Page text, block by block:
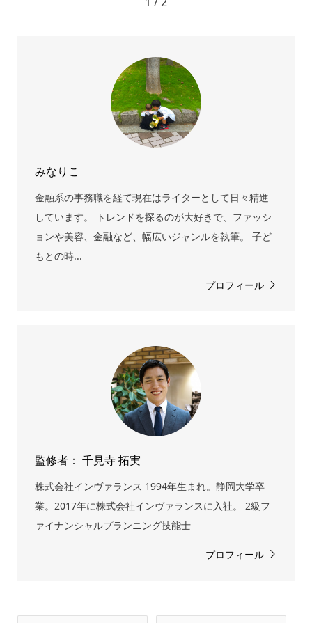
みなりこ
金融系の事務職を経て現在はライターとして日々精進
しています。 トレンドを探るのが大好きで、ファッシ
ョンや美容、金融など、幅広いジャンルを執筆。 子ど
もとの時...
プロフィール
監修者： 千見寺 拓実
株式会社インヴァランス 1994年生まれ。静岡大学卒
業。2017年に株式会社インヴァランスに入社。 2級フ
ァイナンシャルプランニング技能士
プロフィール